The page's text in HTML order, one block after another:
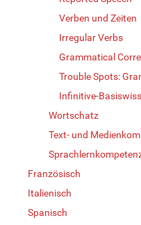
Verben und Zeiten
Irregular Verbs
Grammatical
Trouble Spots:
Infinitive-
Wortschatz
Text- und
Französisch
Italienisch
Spanisch